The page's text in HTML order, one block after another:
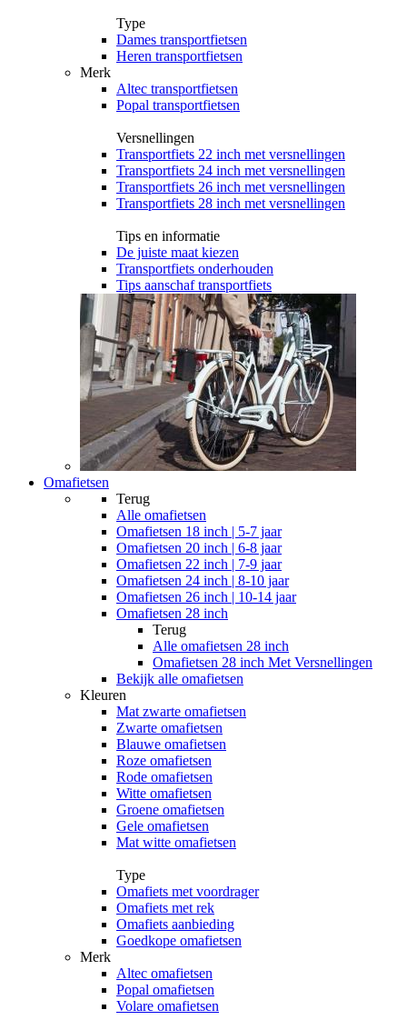
Type
Dames transportfietsen
Heren transportfietsen
Merk
Altec transportfietsen
Popal transportfietsen
Versnellingen
Transportfiets 22 inch met versnellingen
Transportfiets 24 inch met versnellingen
Transportfiets 26 inch met versnellingen
Transportfiets 28 inch met versnellingen
Tips en informatie
De juiste maat kiezen
Transportfiets onderhouden
Tips aanschaf transportfiets
Omafietsen
Terug
Alle omafietsen
Omafietsen 18 inch | 5-7 jaar
Omafietsen 20 inch | 6-8 jaar
Omafietsen 22 inch | 7-9 jaar
Omafietsen 24 inch | 8-10 jaar
Omafietsen 26 inch | 10-14 jaar
Omafietsen 28 inch
Terug
Alle omafietsen 28 inch
Omafietsen 28 inch Met Versnellingen
Bekijk alle omafietsen
Kleuren
Mat zwarte omafietsen
Zwarte omafietsen
Blauwe omafietsen
Roze omafietsen
Rode omafietsen
Witte omafietsen
Groene omafietsen
Gele omafietsen
Mat witte omafietsen
Type
Omafiets met voordrager
Omafiets met rek
Omafiets aanbieding
Goedkope omafietsen
Merk
Altec omafietsen
Popal omafietsen
Volare omafietsen